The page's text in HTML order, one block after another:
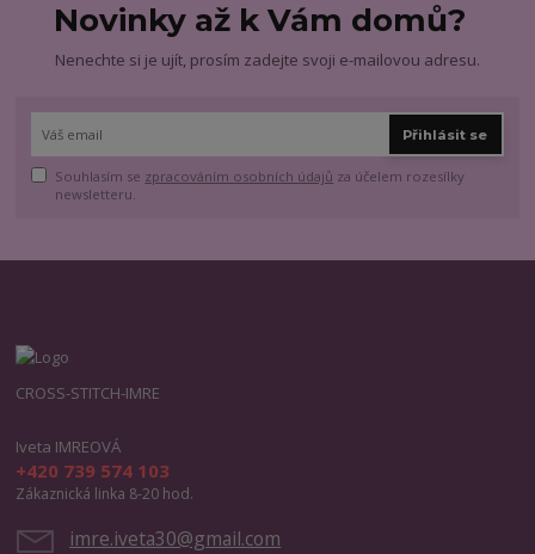
Novinky až k Vám domů?
Nenechte si je ujít, prosím zadejte svoji e-mailovou adresu.
Přihlásit se
Souhlasím se zpracováním osobních údajů za účelem rozesílky
newsletteru.
CROSS-STITCH-IMRE
Iveta IMREOVÁ
+420 739 574 103
Zákaznická linka 8-20 hod.
imre.iveta30@gmail.com